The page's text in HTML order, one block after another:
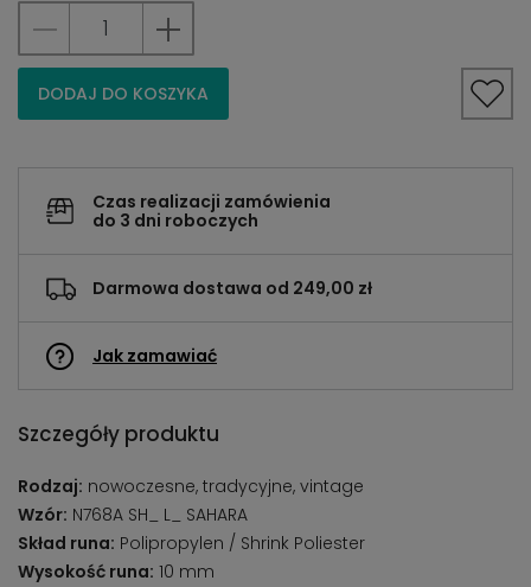
DODAJ DO KOSZYKA
Czas realizacji zamówienia
do 3 dni roboczych
Darmowa dostawa od 249,00 zł
Jak zamawiać
Szczegóły produktu
Rodzaj: nowoczesne, tradycyjne, vintage
Wzór: N768A SH_ L_ SAHARA
Skład runa: Polipropylen / Shrink Poliester
Wysokość runa: 10 mm